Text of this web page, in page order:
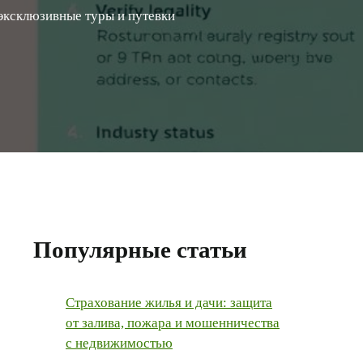
туры и путевки
Популярные статьи
Страхование жилья и дачи: защита
от залива, пожара и мошенничества
с недвижимостью